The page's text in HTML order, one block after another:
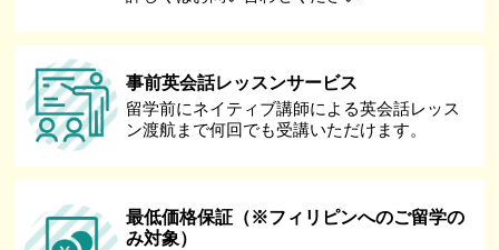
事前英会話レッスンサービス
留学前にネイティブ講師による英会話レッス
ン渡航まで何回でも受講いただけます。
最低価格保証（※フィリピンへのご留学の
み対象）